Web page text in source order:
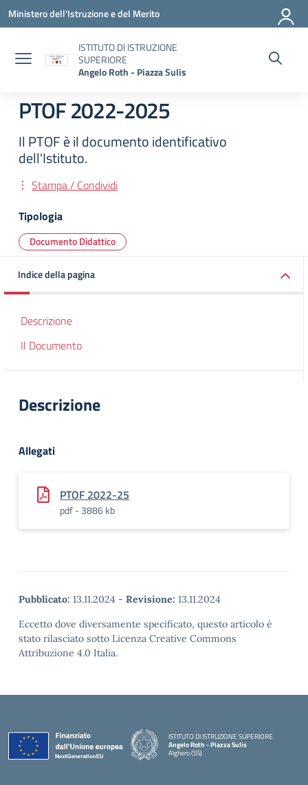
Vai ai contenuti
Vai al menu di navigazione
Vai al footer
Ministero dell'Istruzione e del Merito
ISTITUTO DI ISTRUZIONE
SUPERIORE
Angelo Roth - Piazza Sulis
PTOF 2022-2025
Il PTOF è il documento identificativo
dell'Istituto.
Stampa / Condividi
Tipologia
Documento Didattico
Indice della pagina
Descrizione
Il Documento
Descrizione
Allegati
PTOF 2022-25
pdf - 3886 kb
Pubblicato: 13.11.2024 - Revisione: 13.11.2024
Eccetto dove diversamente specificato, questo articolo è
stato rilasciato sotto Licenza Creative Commons
Attribuzione 4.0 Italia.
ISTITUTO DI ISTRUZIONE SUPERIORE
Angelo Roth - Piazza Sulis
Alghero (SS)
— Visita la pagina iniziale della scuola